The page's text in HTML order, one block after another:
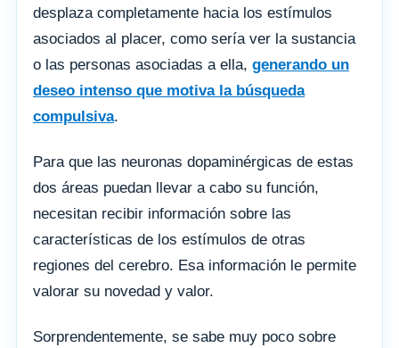
desplaza completamente hacia los estímulos
asociados al placer, como sería ver la sustancia
o las personas asociadas a ella, generando un
deseo intenso que motiva la búsqueda
compulsiva.
Para que las neuronas dopaminérgicas de estas
dos áreas puedan llevar a cabo su función,
necesitan recibir información sobre las
características de los estímulos de otras
regiones del cerebro. Esa información le permite
valorar su novedad y valor.
Sorprendentemente, se sabe muy poco sobre